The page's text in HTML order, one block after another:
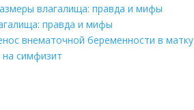
влагалища: правда и мифы
правда и мифы
внематочной беременности в матку
симфизит